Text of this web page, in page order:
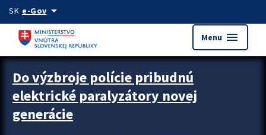
Preskocit na hlavný obsah
SK e-Govarrow_drop_down
Menu menu
Zastavit automatický posun upútavok
Do výzbroje polície pribudnú
elektrické paralyzátory novej
generácie